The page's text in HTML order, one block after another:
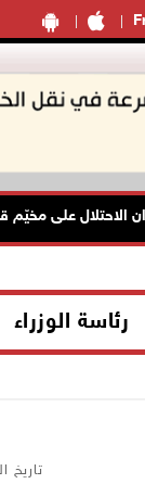
على مخيّم
رئاسة الوزراء
تاريخ النشر: 13/